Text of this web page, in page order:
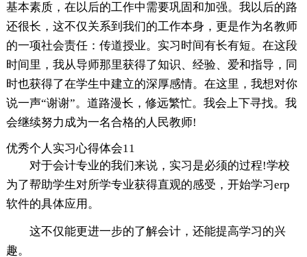
基本素质，在以后的工作中需要巩固和加强。我以后的路
还很长，这不仅关系到我们的工作本身，更是作为名教师
的一项社会责任：传道授业。实习时间有长有短。在这段
时间里，我从导师那里获得了知识、经验、爱和指导，同
时也获得了在学生中建立的深厚感情。在这里，我想对你
说一声“谢谢”。道路漫长，修远繁忙。我会上下寻找。我
会继续努力成为一名合格的人民教师!
优秀个人实习心得体会11
对于会计专业的我们来说，实习是必须的过程!学校
为了帮助学生对所学专业获得直观的感受，开始学习erp
软件的具体应用。
这不仅能更进一步的了解会计，还能提高学习的兴
趣。